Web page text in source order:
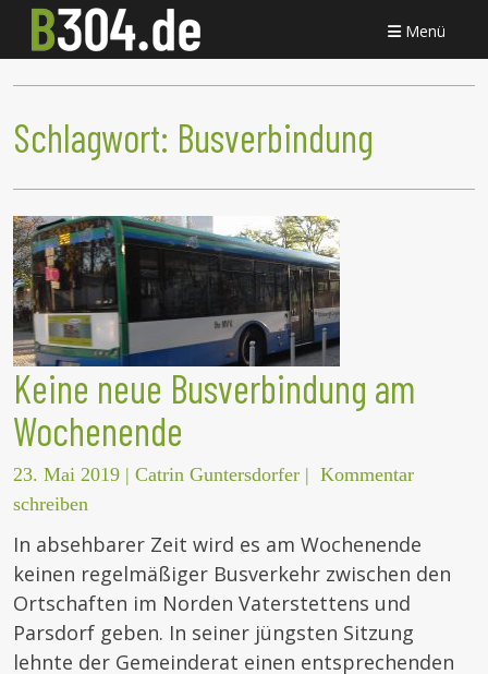
Menü
Schlagwort: Busverbindung
Keine neue Busverbindung am
Wochenende
23. Mai 2019 | Catrin Guntersdorfer | Kommentar
schreiben
In absehbarer Zeit wird es am Wochenende
keinen regelmäßiger Busverkehr zwischen den
Ortschaften im Norden Vaterstettens und
Parsdorf geben. In seiner jüngsten Sitzung
lehnte der Gemeinderat einen entsprechenden